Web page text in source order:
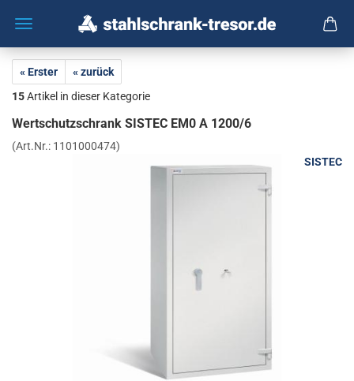
« Erster
« zurück
15Artikel in dieser Kategorie
Wert­schutz­schrank SIS­TEC EM0 A 1200/6
(Art.Nr.: 1101000474)
SISTEC